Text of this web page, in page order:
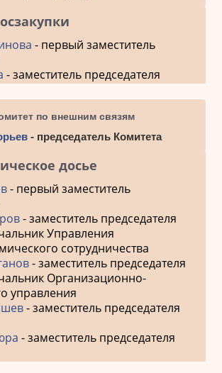
- первый заместитель
- заместитель председателя
по внешним связям
- председатель Комитета
досье
- первый заместитель
- заместитель председателя
Управления
сотрудничества
- заместитель председателя
Организационно-
управления
- заместитель председателя
- заместитель председателя